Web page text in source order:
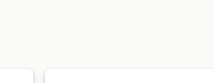
Recomendações de IA